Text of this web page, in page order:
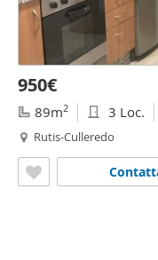
950€
89m2 3 Loc.
Rutis-Culleredo